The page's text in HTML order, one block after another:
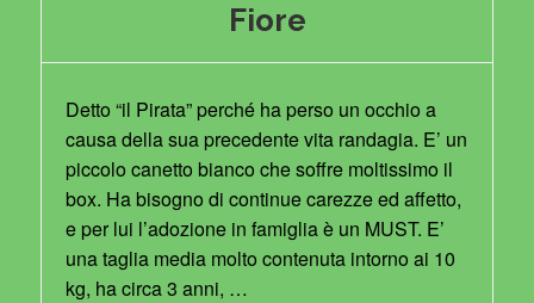
Fiore
Detto “il Pirata” perché ha perso un occhio a
causa della sua precedente vita randagia. E’ un
piccolo canetto bianco che soffre moltissimo il
box. Ha bisogno di continue carezze ed affetto,
e per lui l’adozione in famiglia è un MUST. E’
una taglia media molto contenuta intorno ai 10
kg, ha circa 3 anni, …